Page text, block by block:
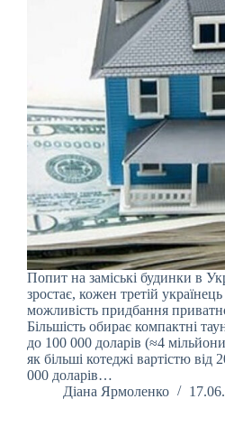
Попит на заміські будинки в
зростає, кожен третій українець
можливість придбання
Більшість обирає компактні
до 100 000 доларів (≈4
як більші котеджі вартістю від
000 доларів…
Діана Ярмоленко